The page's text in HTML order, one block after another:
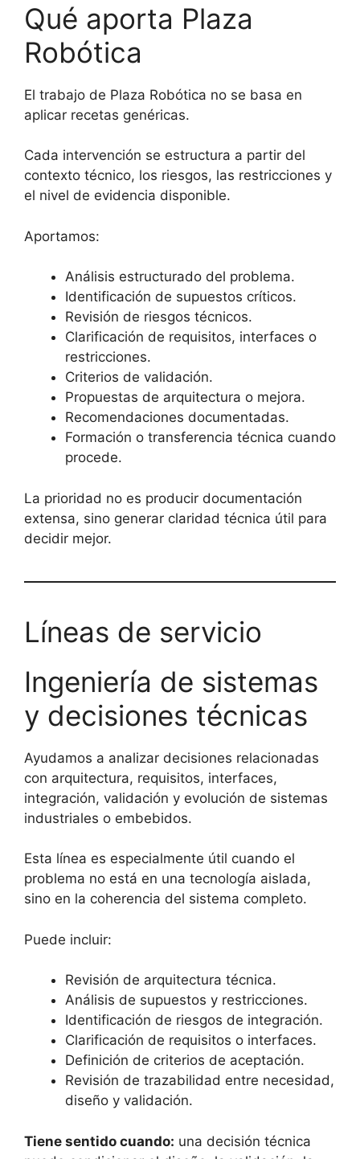
Qué aporta Plaza
Robótica
El trabajo de Plaza Robótica no se basa en
aplicar recetas genéricas.
Cada intervención se estructura a partir del
contexto técnico, los riesgos, las restricciones y
el nivel de evidencia disponible.
Aportamos:
Análisis estructurado del problema.
Identificación de supuestos críticos.
Revisión de riesgos técnicos.
Clarificación de requisitos, interfaces o
restricciones.
Criterios de validación.
Propuestas de arquitectura o mejora.
Recomendaciones documentadas.
Formación o transferencia técnica cuando
procede.
La prioridad no es producir documentación
extensa, sino generar claridad técnica útil para
decidir mejor.
Líneas de servicio
Ingeniería de sistemas
y decisiones técnicas
Ayudamos a analizar decisiones relacionadas
con arquitectura, requisitos, interfaces,
integración, validación y evolución de sistemas
industriales o embebidos.
Esta línea es especialmente útil cuando el
problema no está en una tecnología aislada,
sino en la coherencia del sistema completo.
Puede incluir:
Revisión de arquitectura técnica.
Análisis de supuestos y restricciones.
Identificación de riesgos de integración.
Clarificación de requisitos o interfaces.
Definición de criterios de aceptación.
Revisión de trazabilidad entre necesidad,
diseño y validación.
Tiene sentido cuando: una decisión técnica